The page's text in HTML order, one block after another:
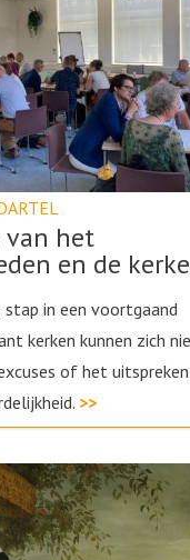
van het
en de
in een voortgaand
kerken kunnen zich
of het
>>